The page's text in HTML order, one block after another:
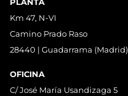
Km 47, N-VI
Camino Prado Raso
28440 | Guadarrama (Madrid)
OFICINA
C/ José María Usandizaga 5